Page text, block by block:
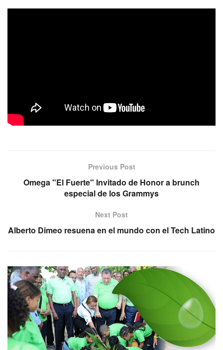
Previous Post
Omega "El Fuerte" Invitado de Honor a brunch
especial de los Grammys
Next Post
Alberto Dimeo resuena en el mundo con el Tech Latino